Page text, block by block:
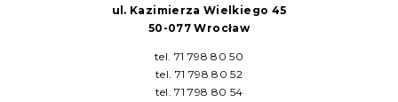
ul. Kazimierza Wielkiego 45
50-077 Wrocław
tel. 71 798 80 50
tel. 71 798 80 52
tel. 71 798 80 54